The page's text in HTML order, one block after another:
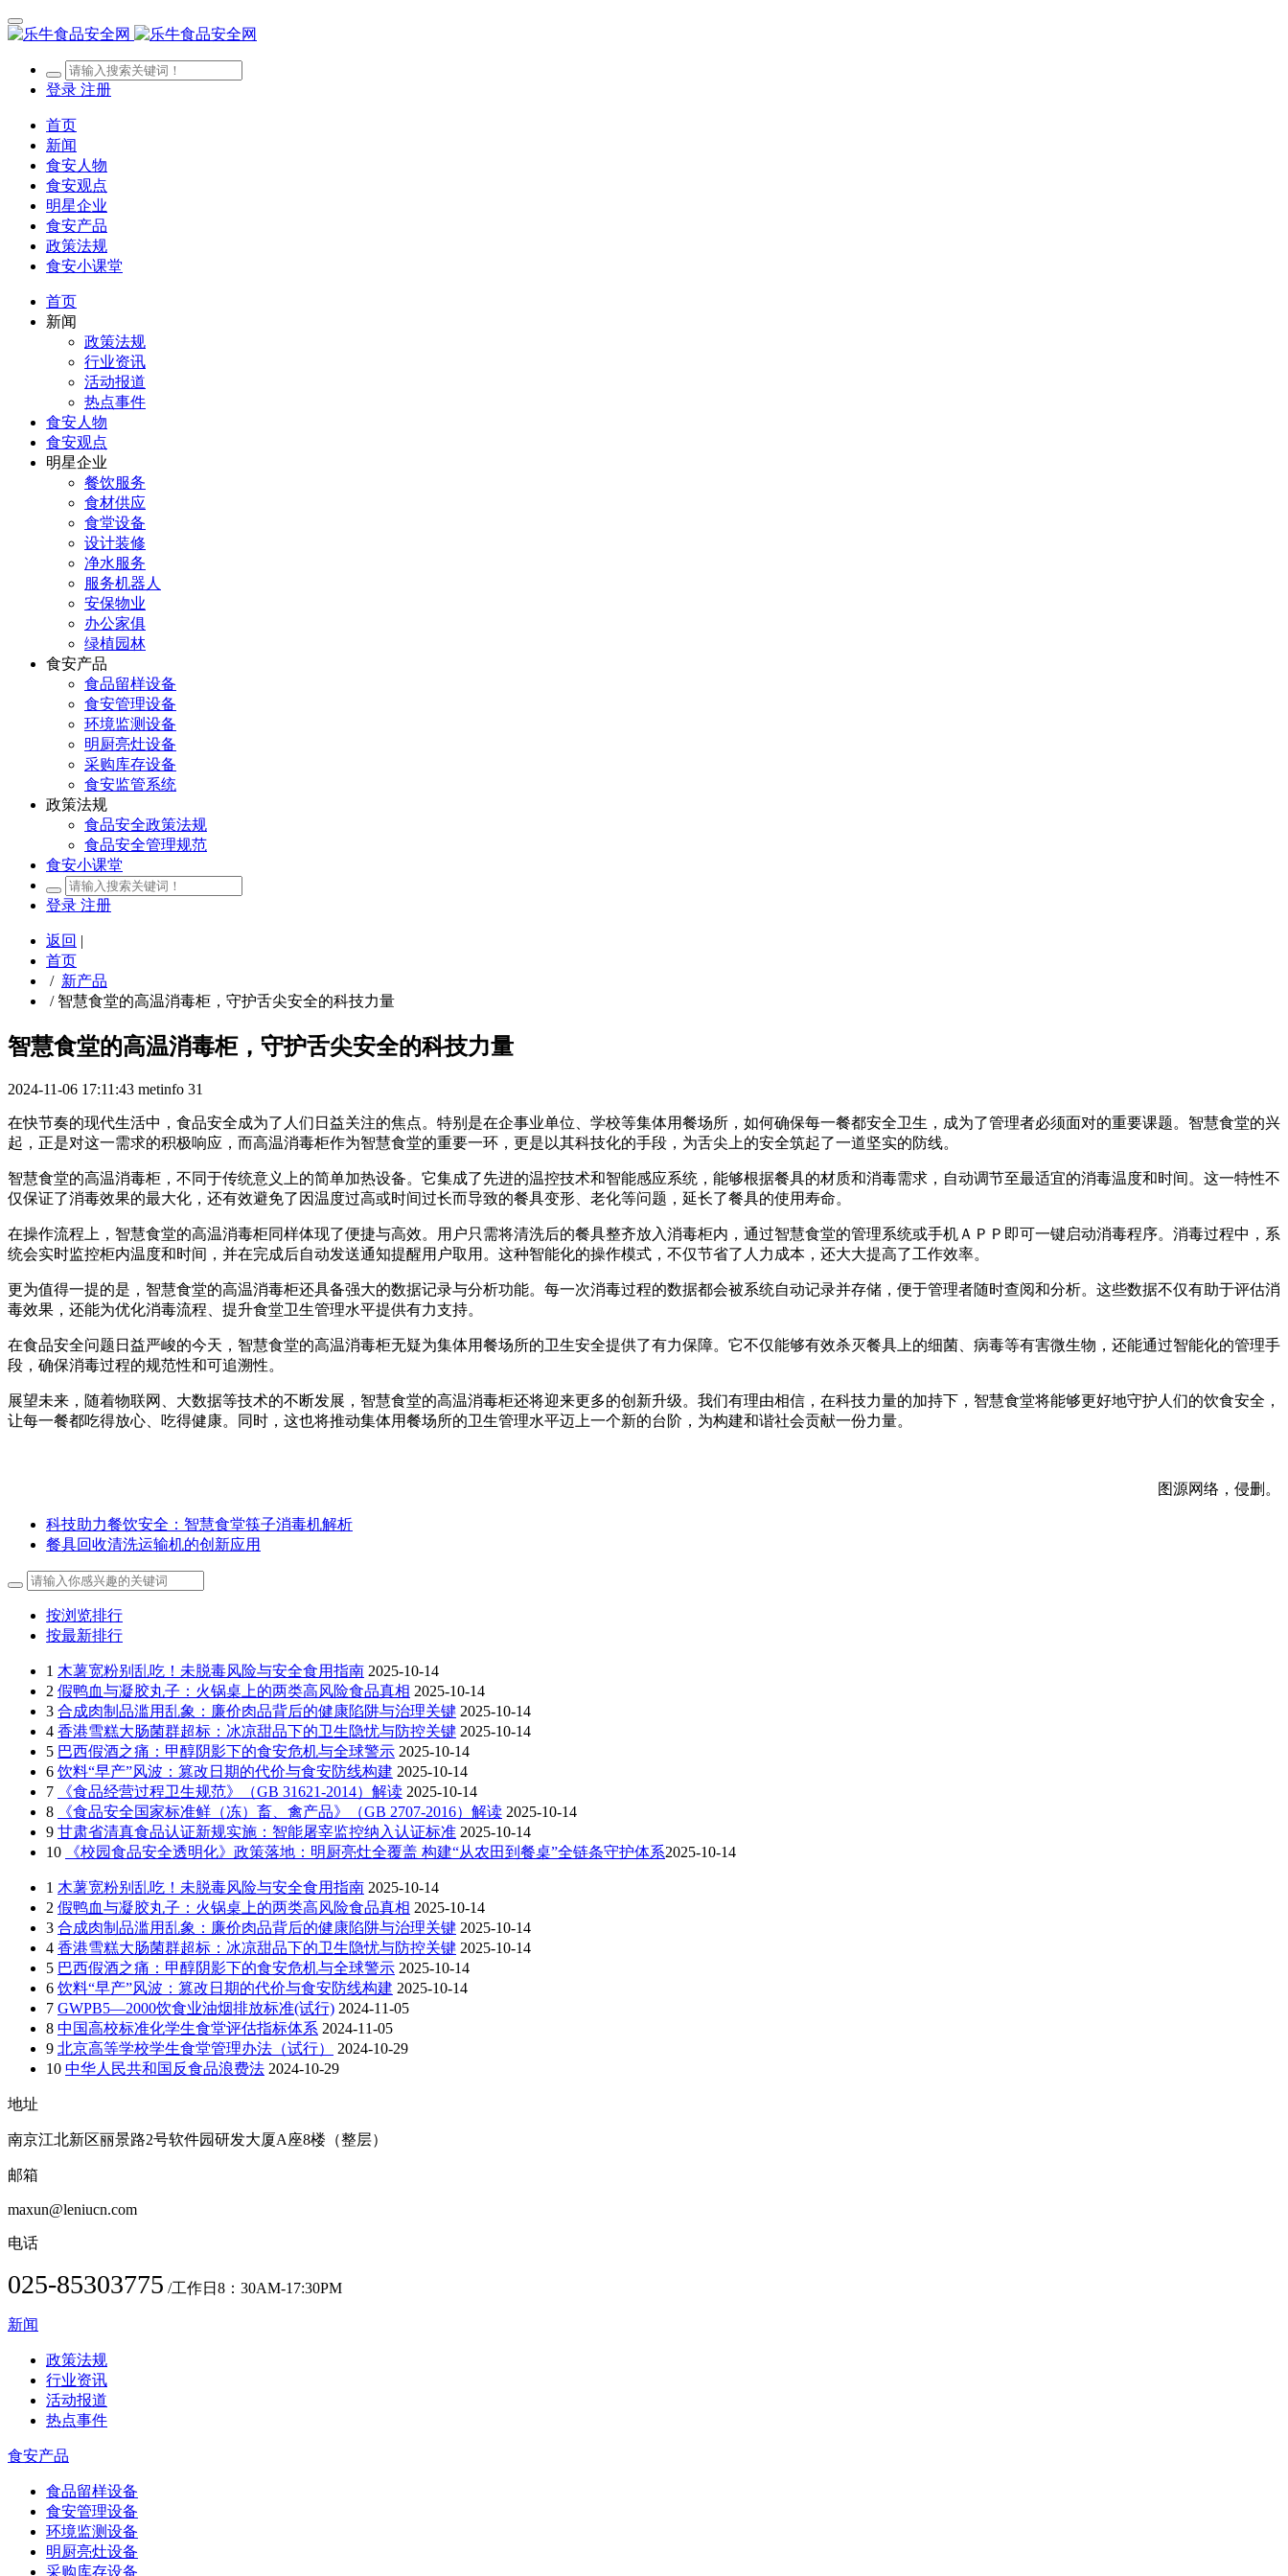
登录 注册
首页
新闻
食安人物
食安观点
明星企业
食安产品
政策法规
食安小课堂
首页
新闻
政策法规
行业资讯
活动报道
热点事件
食安人物
食安观点
明星企业
餐饮服务
食材供应
食堂设备
设计装修
净水服务
服务机器人
安保物业
办公家俱
绿植园林
食安产品
食品留样设备
食安管理设备
环境监测设备
明厨亮灶设备
采购库存设备
食安监管系统
政策法规
食品安全政策法规
食品安全管理规范
食安小课堂
登录 注册
返回 |
首页
/ 新产品
/ 智慧食堂的高温消毒柜，守护舌尖安全的科技力量
智慧食堂的高温消毒柜，守护舌尖安全的科技力量
2024-11-06 17:11:43 metinfo 31
在快节奏的现代生活中，食品安全成为了人们日益关注的焦点。特别是在企事业单位、学校等集体用餐场所，如何确保每一餐都安全卫生，成为了管理者必须面对的重要课题。智慧食堂的兴
起，正是对这一需求的积极响应，而高温消毒柜作为智慧食堂的重要一环，更是以其科技化的手段，为舌尖上的安全筑起了一道坚实的防线。
智慧食堂的高温消毒柜，不同于传统意义上的简单加热设备。它集成了先进的温控技术和智能感应系统，能够根据餐具的材质和消毒需求，自动调节至最适宜的消毒温度和时间。这一特性不
仅保证了消毒效果的最大化，还有效避免了因温度过高或时间过长而导致的餐具变形、老化等问题，延长了餐具的使用寿命。
在操作流程上，智慧食堂的高温消毒柜同样体现了便捷与高效。用户只需将清洗后的餐具整齐放入消毒柜内，通过智慧食堂的管理系统或手机ＡＰＰ即可一键启动消毒程序。消毒过程中，系
统会实时监控柜内温度和时间，并在完成后自动发送通知提醒用户取用。这种智能化的操作模式，不仅节省了人力成本，还大大提高了工作效率。
更为值得一提的是，智慧食堂的高温消毒柜还具备强大的数据记录与分析功能。每一次消毒过程的数据都会被系统自动记录并存储，便于管理者随时查阅和分析。这些数据不仅有助于评估消
毒效果，还能为优化消毒流程、提升食堂卫生管理水平提供有力支持。
在食品安全问题日益严峻的今天，智慧食堂的高温消毒柜无疑为集体用餐场所的卫生安全提供了有力保障。它不仅能够有效杀灭餐具上的细菌、病毒等有害微生物，还能通过智能化的管理手
段，确保消毒过程的规范性和可追溯性。
展望未来，随着物联网、大数据等技术的不断发展，智慧食堂的高温消毒柜还将迎来更多的创新升级。我们有理由相信，在科技力量的加持下，智慧食堂将能够更好地守护人们的饮食安全，
让每一餐都吃得放心、吃得健康。同时，这也将推动集体用餐场所的卫生管理水平迈上一个新的台阶，为构建和谐社会贡献一份力量。
图源网络，侵删。
科技助力餐饮安全：智慧食堂筷子消毒机解析
餐具回收清洗运输机的创新应用
按浏览排行
按最新排行
1 木薯宽粉别乱吃！未脱毒风险与安全食用指南 2025-10-14
2 假鸭血与凝胶丸子：火锅桌上的两类高风险食品真相 2025-10-14
3 合成肉制品滥用乱象：廉价肉品背后的健康陷阱与治理关键 2025-10-14
4 香港雪糕大肠菌群超标：冰凉甜品下的卫生隐忧与防控关键 2025-10-14
5 巴西假酒之痛：甲醇阴影下的食安危机与全球警示 2025-10-14
6 饮料“早产”风波：篡改日期的代价与食安防线构建 2025-10-14
7
《食品经营过程卫生规范》（GB 31621-2014）解读 2025-10-14
8
《食品安全国家标准鲜（冻）畜、禽产品》（GB 2707-2016）解读 2025-10-14
9 甘肃省清真食品认证新规实施：智能屠宰监控纳入认证标准 2025-10-14
10
《校园食品安全透明化》政策落地：明厨亮灶全覆盖 构建“从农田到餐桌”全链条守护体系​2025-10-14
1 木薯宽粉别乱吃！未脱毒风险与安全食用指南 2025-10-14
2 假鸭血与凝胶丸子：火锅桌上的两类高风险食品真相 2025-10-14
3 合成肉制品滥用乱象：廉价肉品背后的健康陷阱与治理关键 2025-10-14
4 香港雪糕大肠菌群超标：冰凉甜品下的卫生隐忧与防控关键 2025-10-14
5 巴西假酒之痛：甲醇阴影下的食安危机与全球警示 2025-10-14
6 饮料“早产”风波：篡改日期的代价与食安防线构建 2025-10-14
7 GWPB5—2000饮食业油烟排放标准(试行) 2024-11-05
8 中国高校标准化学生食堂评估指标体系 2024-11-05
9 北京高等学校学生食堂管理办法（试行）
2024-10-29
10 中华人民共和国反食品浪费法 2024-10-29
地址
南京江北新区丽景路2号软件园研发大厦A座8楼（整层）
邮箱
maxun@leniucn.com
电话
025-85303775 /工作日8：30AM-17:30PM
新闻
政策法规
行业资讯
活动报道
热点事件
食安产品
食品留样设备
食安管理设备
环境监测设备
明厨亮灶设备
采购库存设备